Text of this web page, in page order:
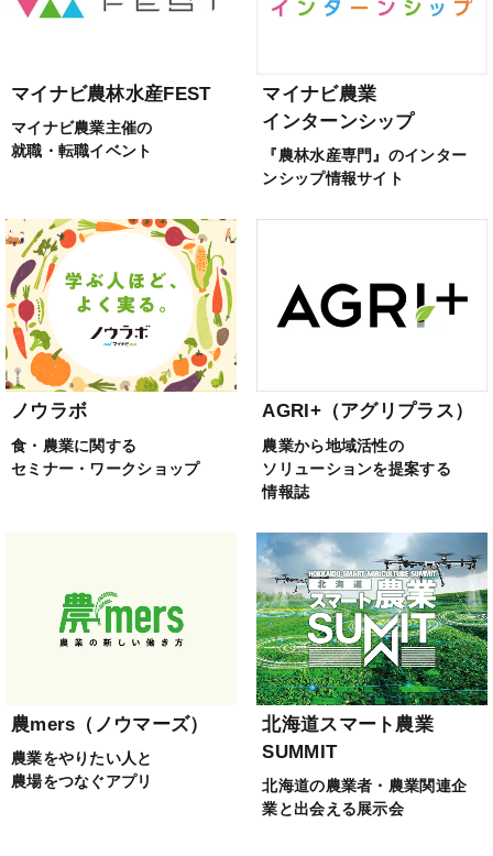
マイナビ農林水産FEST
マイナビ農業主催の
就職・転職イベント
マイナビ農業
インターンシップ
『農林水産専門』のインター
ンシップ情報サイト
ノウラボ
食・農業に関する
セミナー・ワークショップ
AGRI+（アグリプラス）
農業から地域活性の
ソリューションを提案する
情報誌
農mers（ノウマーズ）
農業をやりたい人と
農場をつなぐアプリ
北海道スマート農業
SUMMIT
北海道の農業者・農業関連企
業と出会える展示会